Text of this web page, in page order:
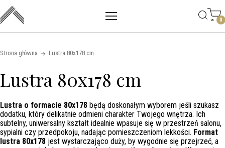
Skip to content
Main mobile navigation
0
Strona główna Lustra 80x178 cm
Lustra 80x178 cm
Lustra o formacie 80x178 będą doskonałym wyborem jeśli szukasz
dodatku, który delikatnie odmieni charakter Twojego wnętrza. Ich
subtelny, uniwersalny kształt idealnie wpasuje się w przestrzeń salonu,
sypialni czy przedpokoju, nadając pomieszczeniom lekkości. Format
lustra 80x178 jest wystarczająco duży, by wygodnie się przejrzeć, a